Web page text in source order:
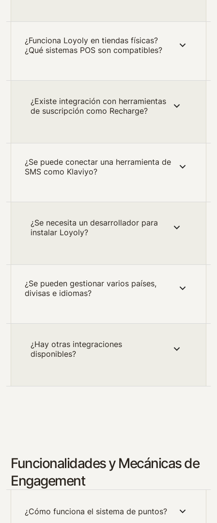
¿Funciona Loyoly en tiendas físicas?
¿Qué sistemas POS son compatibles?
¿Existe integración con herramientas
de suscripción como Recharge?
¿Se puede conectar una herramienta de
SMS como Klaviyo?
¿Se necesita un desarrollador para
instalar Loyoly?
¿Se pueden gestionar varios países,
divisas e idiomas?
¿Hay otras integraciones
disponibles?
Funcionalidades y Mecánicas de
Engagement
¿Cómo funciona el sistema de puntos?